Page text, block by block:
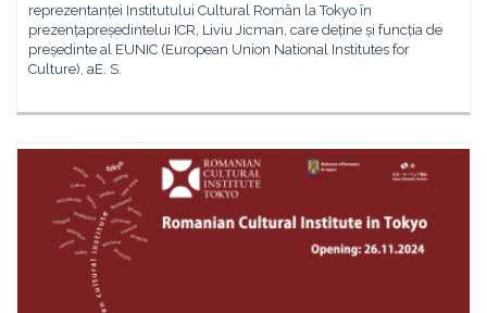
reprezentanței Institutului Cultural Român la Tokyo în
prezențapreședintelui ICR, Liviu Jicman, care deține și funcția de
președinte al EUNIC (European Union National Institutes for
Culture), aE. S.